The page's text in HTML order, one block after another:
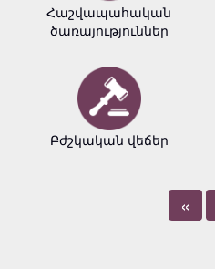
Հաշվապահական
ծառայություններ
Բժշկական վեճեր
«